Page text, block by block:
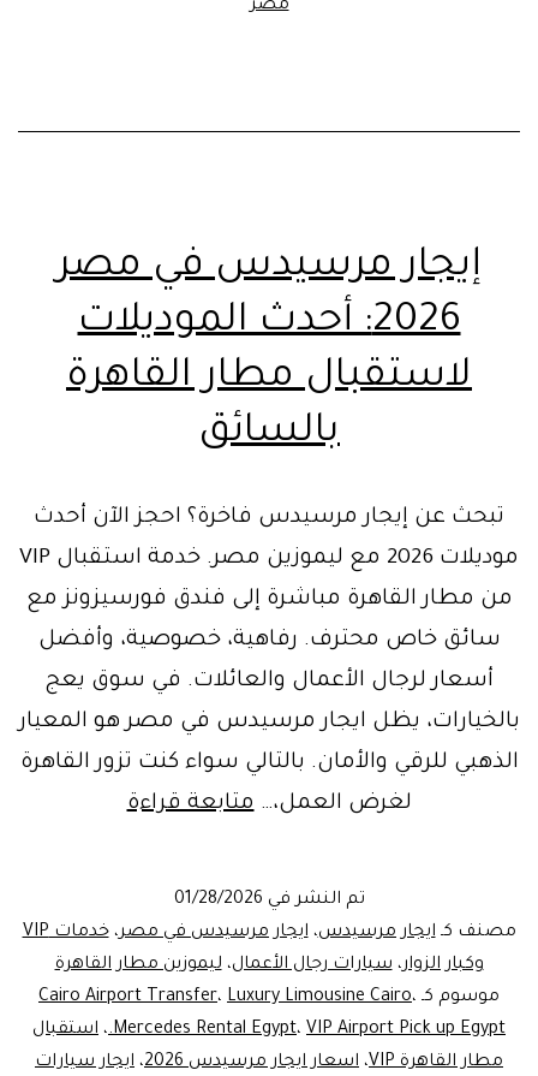
مصر
إيجار مرسيدس في مصر
2026: أحدث الموديلات
لاستقبال مطار القاهرة
بالسائق
تبحث عن إيجار مرسيدس فاخرة؟ احجز الآن أحدث
موديلات 2026 مع ليموزين مصر. خدمة استقبال VIP
من مطار القاهرة مباشرة إلى فندق فورسيزونز مع
سائق خاص محترف. رفاهية، خصوصية، وأفضل
أسعار لرجال الأعمال والعائلات. في سوق يعج
بالخيارات، يظل ايجار مرسيدس في مصر هو المعيار
الذهبي للرقي والأمان. بالتالي سواء كنت تزور القاهرة
لغرض العمل،…متابعة قراءةإيجار
مصر
2026:
أحدث
الموديلات
تم النشر في 01/28/2026
مصنف كـايجار مرسيدس،ايجار مرسيدس في مصر،
خدمات VIP
وكبار الزوار،سيارات رجال الأعمال،ليموزين مطار القاهرة
موسوم كـ
Cairo Airport Transfer، Luxury Limousine Cairo،
Mercedes Rental Egypt، VIP Airport Pick up Egypt. ، استقبال
مطار القاهرة VIP
، اسعار ايجار مرسيدس 2026 ، ايجار سيارات